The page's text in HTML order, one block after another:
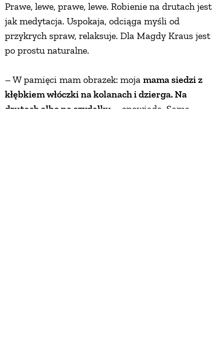
Prawe, lewe, prawe, lewe. Robienie na drutach jest
jak medytacja. Uspokaja, odciąga myśli od
przykrych spraw, relaksuje. Dla Magdy Kraus jest
po prostu naturalne.
– W pamięci mam obrazek: moja mama siedzi z
kłębkiem włóczki na kolanach i dzierga. Na
drutach albo na szydełku
– opowiada. Sama